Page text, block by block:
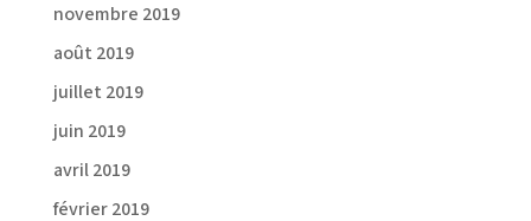
novembre 2019
août 2019
juillet 2019
juin 2019
avril 2019
février 2019